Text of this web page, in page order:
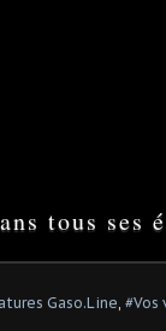
tous ses
Gaso.Line, #Vos